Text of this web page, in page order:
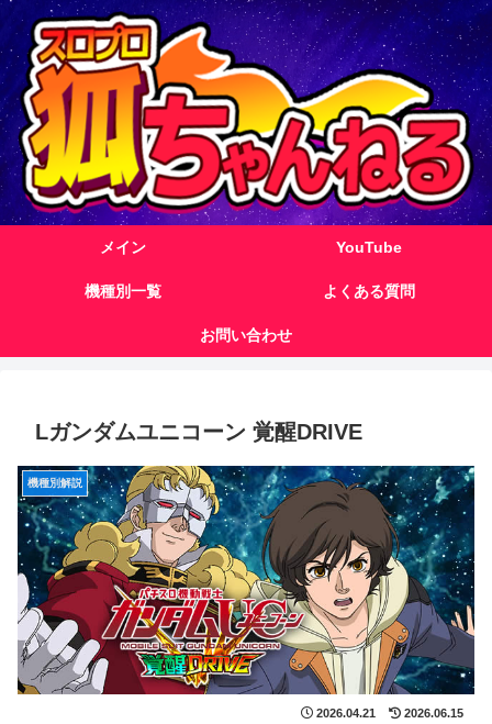
メイン YouTube
機種別一覧 よくある質問
お問い合わせ
Lガンダムユニコーン 覚醒DRIVE
機種別解説
2026.04.21 2026.06.15